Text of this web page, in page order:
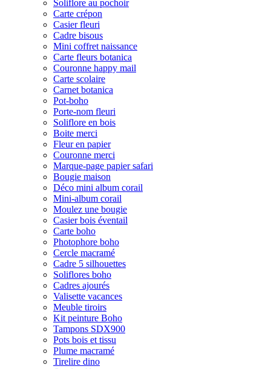
Soliflore au pochoir
Carte crépon
Casier fleuri
Cadre bisous
Mini coffret naissance
Carte fleurs botanica
Couronne happy mail
Carte scolaire
Carnet botanica
Pot-boho
Porte-nom fleuri
Soliflore en bois
Boite merci
Fleur en papier
Couronne merci
Marque-page papier safari
Bougie maison
Déco mini album corail
Mini-album corail
Moulez une bougie
Casier bois éventail
Carte boho
Photophore boho
Cercle macramé
Cadre 5 silhouettes
Soliflores boho
Cadres ajourés
Valisette vacances
Meuble tiroirs
Kit peinture Boho
Tampons SDX900
Pots bois et tissu
Plume macramé
Tirelire dino